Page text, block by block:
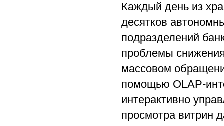
Каждый день из
десятков
подразделений
проблемы
массовом
помощью OLAP-
интерактивно
просмотра витрин